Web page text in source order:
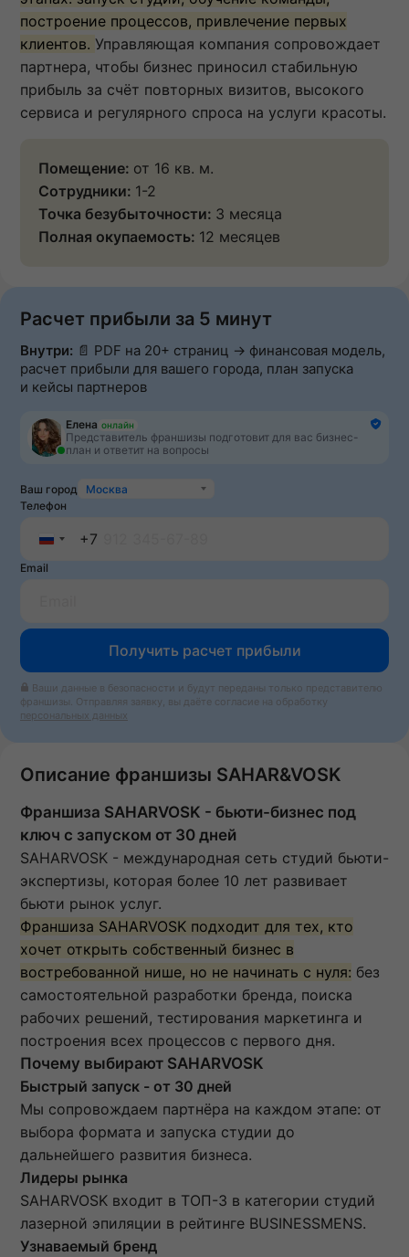
построение процессов, привлечение первых
клиентов. Управляющая компания сопровождает
партнера, чтобы бизнес приносил стабильную
прибыль за счёт повторных визитов, высокого
сервиса и регулярного спроса на услуги красоты.
Помещение: от 16 кв. м.
Сотрудники: 1-2
Точка безубыточности: 3 месяца
Полная окупаемость: 12 месяцев
Расчет прибыли за 5 минут
Внутри: 📄 PDF на 20+ страниц → финансовая модель,
расчет прибыли для вашего города, план запуска
и кейсы партнеров
Елена онлайн
Представитель франшизы подготовит для вас бизнес-
план и ответит на вопросы
Ваш город
Москва
Телефон
+7
Email
Получить расчет прибыли
Ваши данные в безопасности и будут переданы только представителю
франшизы. Отправляя заявку, вы даёте согласие на обработку
персональных данных
Описание франшизы SAHAR&VOSK
Франшиза SAHARVOSK - бьюти-бизнес под
ключ с запуском от 30 дней
SAHARVOSK - международная сеть студий бьюти-
экспертизы, которая более 10 лет развивает
бьюти рынок услуг.
Франшиза SAHARVOSK подходит для тех, кто
хочет открыть собственный бизнес в
востребованной нише, но не начинать с нуля: без
самостоятельной разработки бренда, поиска
рабочих решений, тестирования маркетинга и
построения всех процессов с первого дня.
Почему выбирают SAHARVOSK
Быстрый запуск - от 30 дней
Мы сопровождаем партнёра на каждом этапе: от
выбора формата и запуска студии до
дальнейшего развития бизнеса.
Лидеры рынка
SAHARVOSK входит в ТОП-3 в категории студий
лазерной эпиляции в рейтинге BUSINESSMENS.
Узнаваемый бренд